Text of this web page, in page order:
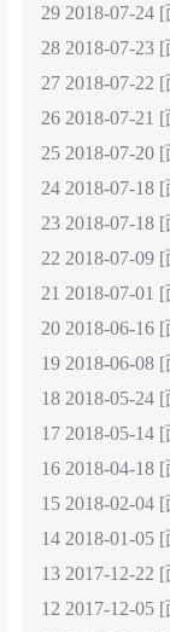
29 2018-07-24
28 2018-07-23
27 2018-07-22
26 2018-07-21
25 2018-07-20
24 2018-07-18
23 2018-07-18
22 2018-07-09
21 2018-07-01
20 2018-06-16
19 2018-06-08
18 2018-05-24
17 2018-05-14
16 2018-04-18
15 2018-02-04
14 2018-01-05
13 2017-12-22
12 2017-12-05